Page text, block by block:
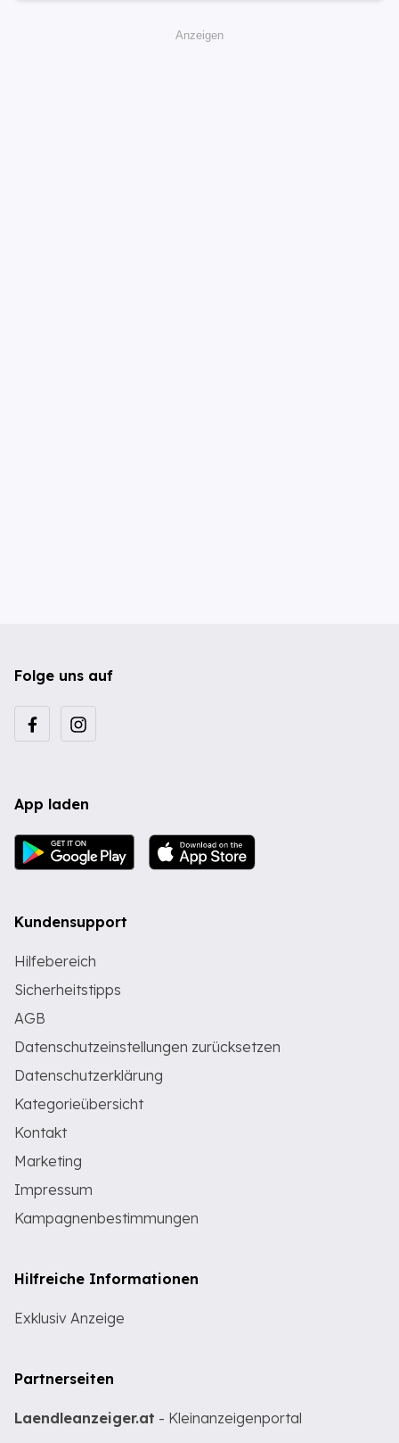
Anzeigen
Folge uns auf
App laden
Kundensupport
Hilfebereich
Sicherheitstipps
AGB
Datenschutzeinstellungen zurücksetzen
Datenschutzerklärung
Kategorieübersicht
Kontakt
Marketing
Impressum
Kampagnenbestimmungen
Hilfreiche Informationen
Exklusiv Anzeige
Partnerseiten
Laendleanzeiger.at - Kleinanzeigenportal